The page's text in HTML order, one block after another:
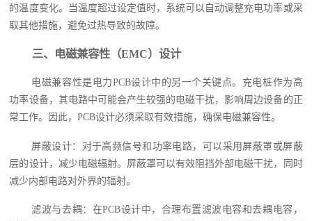
的温度变化。当温度超过设定值时，系统可以自动调整充电功率或采
取其他措施，避免过热导致的故障。
三、电磁兼容性（EMC）设计
电磁兼容性是电力PCB设计中的另一个关键点。充电桩作为高
功率设备，其电路中可能会产生较强的电磁干扰，影响周边设备的正
常工作。因此，PCB设计必须采取有效措施，确保电磁兼容性。
屏蔽设计：对于高频信号和功率电路，可以采用屏蔽罩或屏蔽
层的设计，减少电磁辐射。屏蔽罩可以有效阻挡外部电磁干扰，同时
减少内部电路对外界的辐射。
滤波与去耦：在PCB设计中，合理布置滤波电容和去耦电容，